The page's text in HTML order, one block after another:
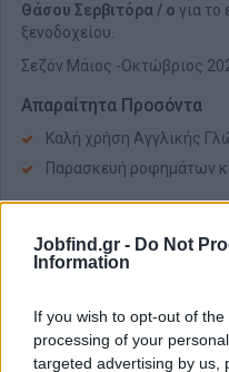
Jobfind.gr - Do Not
Information
If you wish to opt-out of
processing of your
targeted advertising by us,
Θάσου Σερβιτόρα / ο για το
ξενοδοχείου.
Σεζόν Μάιος -Οκτώβριος
Απαραίτητα Προσόντα
Καλή χρήση Αγγλικής
Παρασκευή ροφημάτων
Μισθός 1450 ευρώ + όλα
300-350 ευρώ το μήνα)
ακόμη γεύμα)